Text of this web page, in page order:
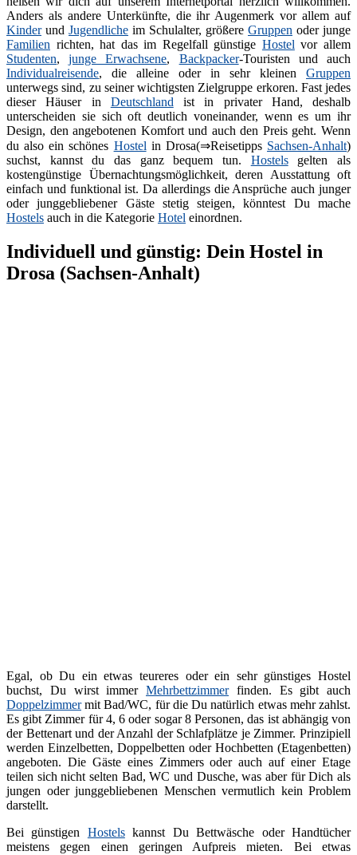
Anders als andere Unterkünfte, die ihr Augenmerk vor allem auf
Kinderund Jugendliche im Schulalter, größere Gruppen oder junge
Familien richten, hat das im Regelfall günstige Hostel vor allem
Studenten,junge Erwachsene, Backpacker-Touristen und auch
Individualreisende, die alleine oder in sehr kleinen Gruppen
unterwegs sind, zu seiner wichtigsten Zielgruppe erkoren. Fast jedes
dieser Häuser in Deutschland ist in privater Hand, deshalb
unterscheiden sie sich oft deutlich voneinander, wenn es um ihr
Design, den angebotenen Komfort und auch den Preis geht. Wenn
du also ein schönes Hostel in Drosa(⇒Reisetipps Sachsen-Anhalt)
suchst, kannst du das ganz bequem tun. Hostelsgelten als
kostengünstige Übernachtungsmöglichkeit, deren Ausstattung oft
einfach und funktional ist. Da allerdings die Ansprüche auch junger
oder junggebliebener Gäste stetig steigen, könntest Du mache
Hostels auch in die Kategorie Hotel einordnen.
Individuell und günstig: Dein Hostel in
Drosa (Sachsen-Anhalt)
Egal, ob Du ein etwas teureres oder ein sehr günstiges Hostel
buchst, Du wirst immer Mehrbettzimmerfinden. Es gibt auch
Doppelzimmermit Bad/WC, für die Du natürlich etwas mehr zahlst.
Es gibt Zimmer für 4, 6 oder sogar 8 Personen, das ist abhängig von
der Bettenart und der Anzahl der Schlafplätze je Zimmer. Prinzipiell
werden Einzelbetten, Doppelbetten oder Hochbetten (Etagenbetten)
angeboten. Die Gäste eines Zimmers oder auch auf einer Etage
teilen sich nicht selten Bad, WC und Dusche, was aber für Dich als
jungen oder junggebliebenen Menschen vermutlich kein Problem
darstellt.
Bei günstigen Hostelskannst Du Bettwäsche oder Handtücher
meistens gegen einen geringen Aufpreis mieten. Bei etwas